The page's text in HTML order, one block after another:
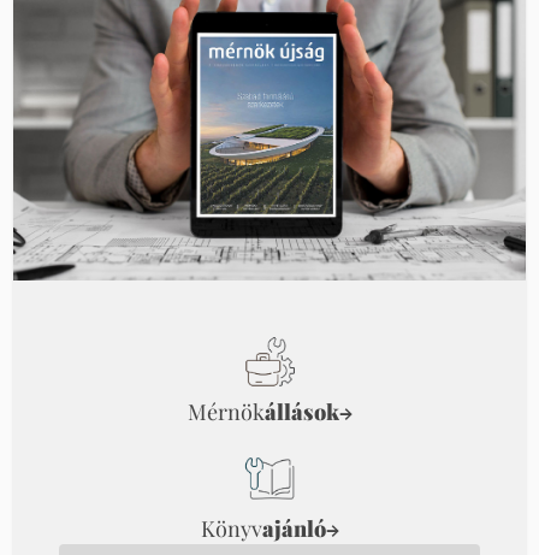
Mérnökállások→
Könyvajánló→